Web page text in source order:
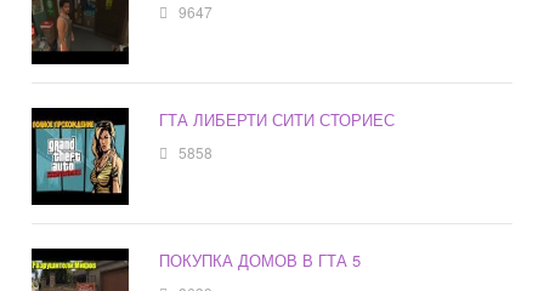
9647
ГТА ЛИБЕРТИ СИТИ СТОРИЕС
5858
ПОКУПКА ДОМОВ В ГТА 5